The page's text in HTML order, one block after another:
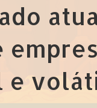
e